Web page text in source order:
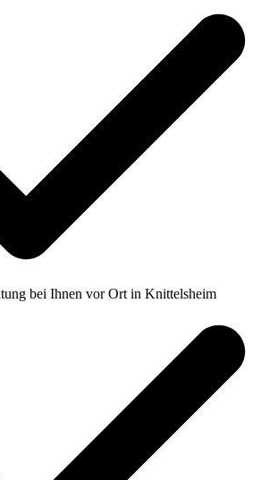
bei Ihnen vor Ort in Knittelsheim